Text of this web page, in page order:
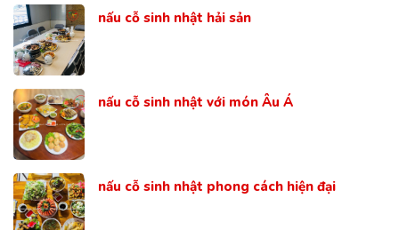
nấu cỗ sinh nhật hải sản
nấu cỗ sinh nhật với món Âu Á
nấu cỗ sinh nhật phong cách hiện đại